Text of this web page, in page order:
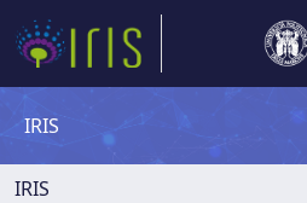
IRIS
IRIS